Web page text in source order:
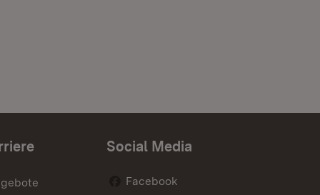
Social Media
Facebook